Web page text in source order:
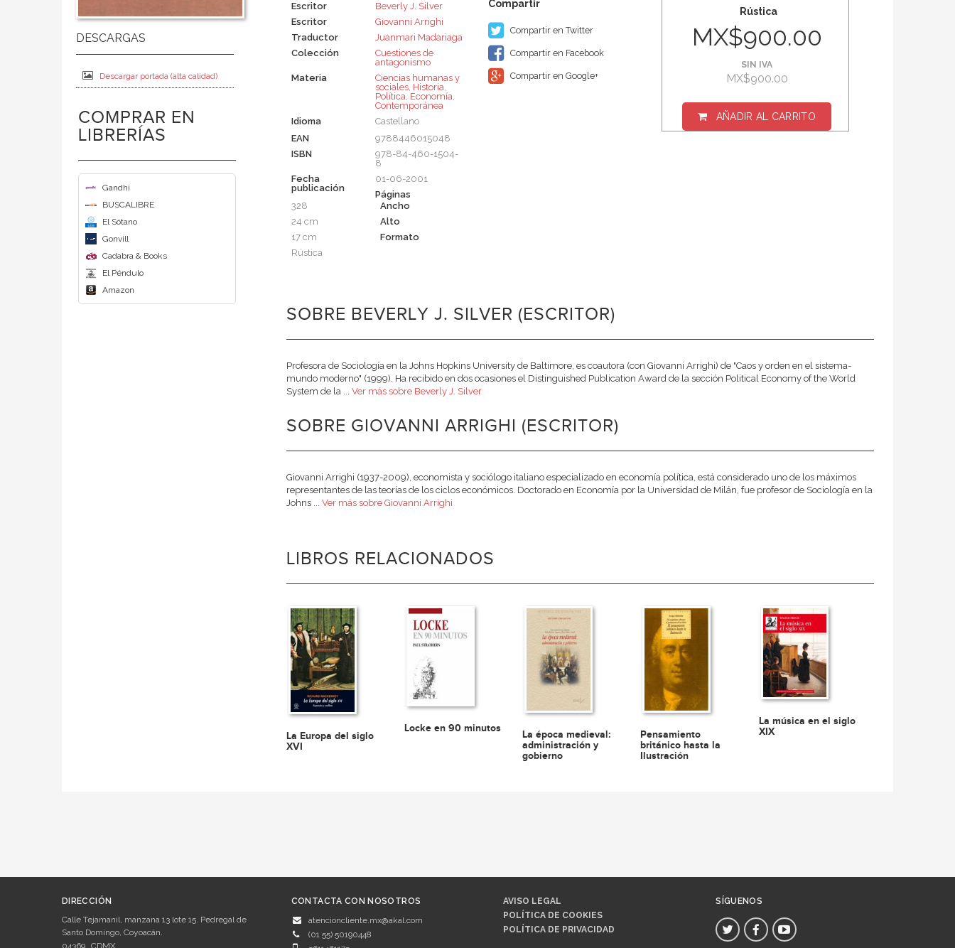
Descargar portada (alta calidad)
COMPRAR EN
LIBRERÍAS
Gandhi
BUSCALIBRE
El Sótano
Gonvill
Cadabra & Books
El Péndulo
Amazon
Escritor
Beverly J. Silver
Escritor
Giovanni Arrighi
Traductor
Juanmari Madariaga
Colección
Cuestiones de
antagonismo
Materia
Ciencias humanas y
sociales, Historia,
Política, Economía,
Contemporánea
Idioma
Castellano
EAN
9788446015048
ISBN
978-84-460-1504-
8
Fecha
publicación
01-06-2001
Páginas
328
Ancho
24 cm
Alto
17 cm
Formato
Rústica
Compartir en Twitter
Compartir en Facebook
Compartir en Google+
Rústica
MX$900.00
SIN IVA
MX$900.00
AÑADIR AL CARRITO
SOBRE BEVERLY J. SILVER (ESCRITOR)
Profesora de Sociología en la Johns Hopkins University de Baltimore, es coautora (con Giovanni Arrighi) de "Caos y orden en el sistema-
mundo moderno" (1999). Ha recibido en dos ocasiones el Distinguished Publication Award de la sección Political Economy of the World
System de la ... Ver más sobre Beverly J. Silver
SOBRE GIOVANNI ARRIGHI (ESCRITOR)
Giovanni Arrighi (1937-2009), economista y sociólogo italiano especializado en economía política, está considerado uno de los máximos
representantes de las teorías de los ciclos económicos. Doctorado en Economía por la Universidad de Milán, fue profesor de Sociología en la
Johns ... Ver más sobre Giovanni Arrighi
LIBROS RELACIONADOS
La Europa del siglo
XVI
Locke en 90 minutos
La época medieval:
administración y
gobierno
Pensamiento
británico hasta la
Ilustración
La música en el siglo
XIX
DIRECCIÓN
Calle Tejamanil, manzana 13 lote 15. Pedregal de
Santo Domingo, Coyoacán.
04369 CDMX
CONTACTA CON NOSOTROS
atencioncliente.mx@akal.com
(01 55) 50190448
AVISO LEGAL
POLÍTICA DE COOKIES
POLÍTICA DE PRIVACIDAD
SÍGUENOS